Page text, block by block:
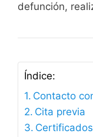
defunción,
Índice:
Contacto
Cita previa